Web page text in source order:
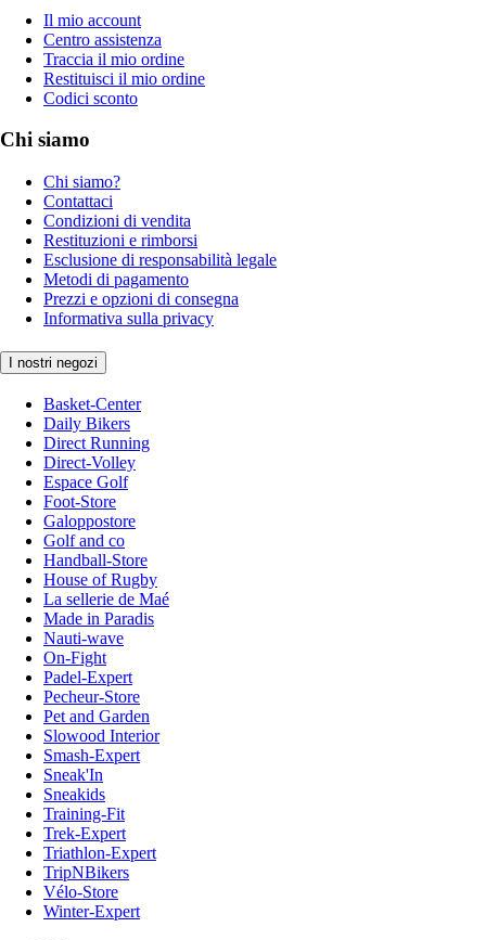
Il mio account
Centro assistenza
Traccia il mio ordine
Restituisci il mio ordine
Codici sconto
Chi siamo
Chi siamo?
Contattaci
Condizioni di vendita
Restituzioni e rimborsi
Esclusione di responsabilità legale
Metodi di pagamento
Prezzi e opzioni di consegna
Informativa sulla privacy
I nostri negozi
Basket-Center
Daily Bikers
Direct Running
Direct-Volley
Espace Golf
Foot-Store
Galoppostore
Golf and co
Handball-Store
House of Rugby
La sellerie de Maé
Made in Paradis
Nauti-wave
On-Fight
Padel-Expert
Pecheur-Store
Pet and Garden
Slowood Interior
Smash-Expert
Sneak'In
Sneakids
Training-Fit
Trek-Expert
Triathlon-Expert
TripNBikers
Vélo-Store
Winter-Expert